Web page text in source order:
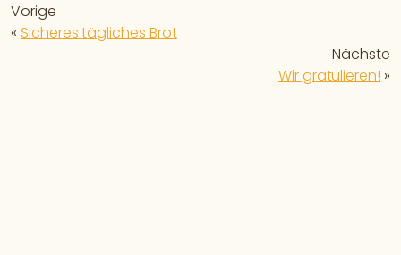
Vorige
« Sicheres tägliches Brot
Nächste
Wir gratulieren! »